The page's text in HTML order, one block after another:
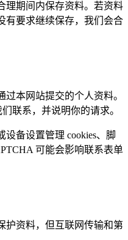
理期间内保存资料。若资料
有要求继续保存，我们会合
本网站提交的个人资料。
联系，并说明你的请求。
备设置管理 cookies、脚
可能会影响联系表单
护资料，但互联网传输和第